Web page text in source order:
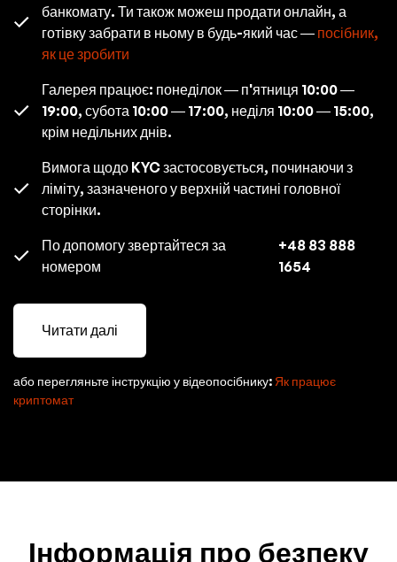
банкомату. Ти також можеш продати онлайн, а
готівку забрати в ньому в будь-який час — посібник,
як це зробити
Галерея працює: понеділок — п'ятниця 10:00 —
19:00, субота 10:00 — 17:00, неділя 10:00 — 15:00,
крім недільних днів.
Вимога щодо KYC застосовується, починаючи з
ліміту, зазначеного у верхній частині головної
сторінки.
По допомогу звертайтеся за
номером
+48 83 888
1654
Читати далі
або перегляньте інструкцію у відеопосібнику: Як працює
криптомат
Інформація про безпеку